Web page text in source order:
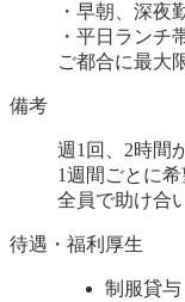
・早朝、深夜
・平日ランチ
ご都合に最大
備考
週1回、2時間
1週間ごとに
全員で助け合
待遇・福利厚生
制服貸与